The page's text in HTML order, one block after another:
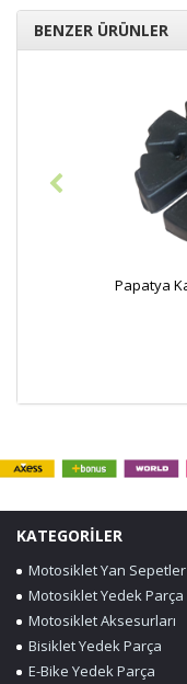
BENZER ÜRÜNLER
''UK'' [ KN, Drif...
KATEGORİLER
Motosiklet Yan Sepetler
Motosiklet Yedek Parça
Motosiklet Aksesurları
Bisiklet Yedek Parça
E-Bike Yedek Parça